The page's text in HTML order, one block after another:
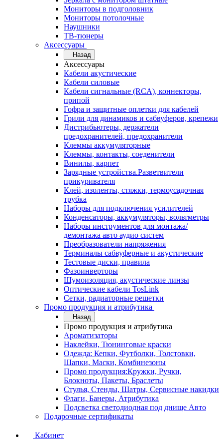
Мониторы в подголовник
Мониторы потолочные
Наушники
ТВ-тюнеры
Аксессуары
Назад
Аксессуары
Кабели акустические
Кабели силовые
Кабели сигнальные (RCA), коннекторы,
припой
Гофра и защитные оплетки для кабелей
Грили для динамиков и сабвуферов, крепежи
Дистрибьютеры, держатели
предохранителей, предохранители
Клеммы аккумуляторные
Клеммы, контакты, соеденители
Винилы, карпет
Зарядные устройства.Разветвители
прикуривателя
Клей, изоленты, стяжки, термоусадочная
трубка
Наборы для подключения усилителей
Конденсаторы, аккумуляторы, вольтметры
Наборы инструментов для монтажа/
демонтажа авто аудио систем
Преобразователи напряжения
Терминалы сабвуферные и акустические
Тестовые диски, правила
Фазоинверторы
Шумоизоляция, акустические линзы
Оптические кабели TosLink
Сетки, радиаторные решетки
Промо продукция и атрибутика
Назад
Промо продукция и атрибутика
Ароматизаторы
Наклейки, Тюнинговые краски
Одежда: Кепки, Футболки, Толстовки,
Шапки, Маски, Комбинезоны
Промо продукция:Кружки, Ручки,
Блокноты, Пакеты, Браслеты
Стулья, Стенды, Шатры, Сервисные накидки
Флаги, Банеры, Атрибутика
Подсветка светодиодная под днище Авто
Подарочные сертификаты
Кабинет